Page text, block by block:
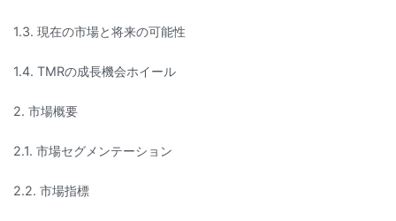
1.3. 現在の市場と将来の可能性
1.4. TMRの成長機会ホイール
2. 市場概要
2.1. 市場セグメンテーション
2.2. 市場指標